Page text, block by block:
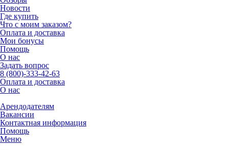
Новости
Где купить
Что с моим заказом?
Оплата и доставка
Мои бонусы
Помощь
О нас
Задать вопрос
8 (800)-333-42-63
Оплата и доставка
О нас
Арендодателям
Вакансии
Контактная информация
Помощь
Меню